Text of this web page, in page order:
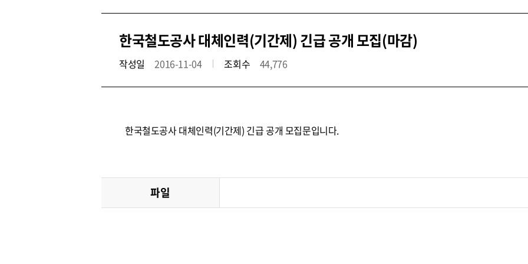
한국철도공사 대체인력(기간제) 긴급 공개 모집(마감)
작성일 2016-11-04 조회수 44,776
한국철도공사 대체인력(기간제) 긴급 공개 모집문입니다.
파일